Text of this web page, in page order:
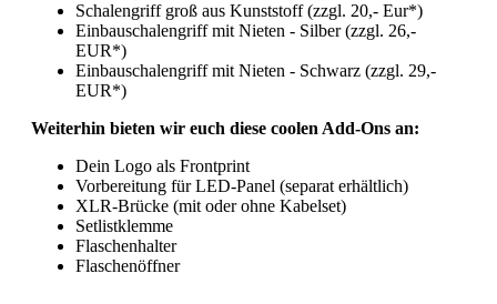
Schalengriff groß aus Kunststoff (zzgl. 20,- Eur*)
Einbauschalengriff mit Nieten - Silber (zzgl. 26,-
EUR*)
Einbauschalengriff mit Nieten - Schwarz (zzgl. 29,-
EUR*)
Weiterhin bieten wir euch diese coolen Add-Ons an:
Dein Logo als Frontprint
Vorbereitung für LED-Panel (separat erhältlich)
XLR-Brücke (mit oder ohne Kabelset)
Setlistklemme
Flaschenhalter
Flaschenöffner